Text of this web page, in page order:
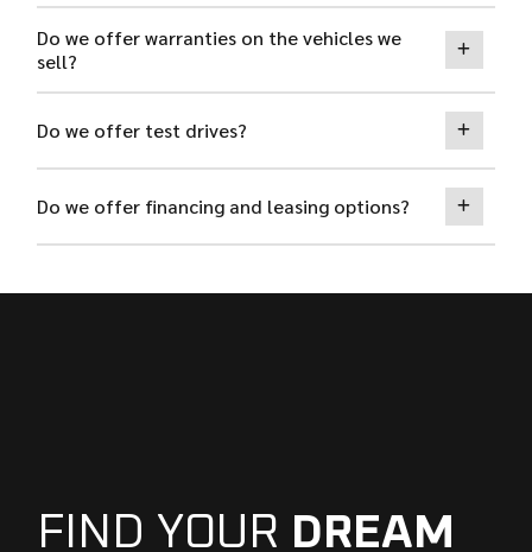
Do we offer warranties on the vehicles we
sell?
Do we offer test drives?
Do we offer financing and leasing options?
FIND YOUR DREAM